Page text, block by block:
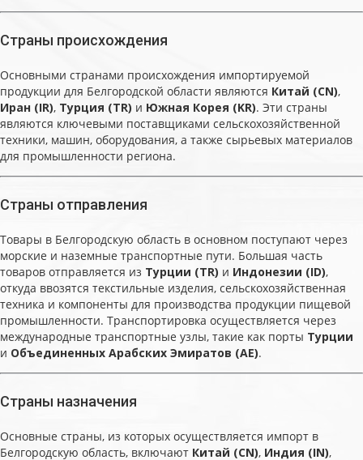
Страны происхождения
Основными странами происхождения импортируемой
продукции для Белгородской области являются Китай (CN),
Иран (IR), Турция (TR) и Южная Корея (KR). Эти страны
являются ключевыми поставщиками сельскохозяйственной
техники, машин, оборудования, а также сырьевых материалов
для промышленности региона.
Страны отправления
Товары в Белгородскую область в основном поступают через
морские и наземные транспортные пути. Большая часть
товаров отправляется из Турции (TR) и Индонезии (ID),
откуда ввозятся текстильные изделия, сельскохозяйственная
техника и компоненты для производства продукции пищевой
промышленности. Транспортировка осуществляется через
международные транспортные узлы, такие как порты Турции
и Объединенных Арабских Эмиратов (AE).
Страны назначения
Основные страны, из которых осуществляется импорт в
Белгородскую область, включают Китай (CN), Индия (IN),